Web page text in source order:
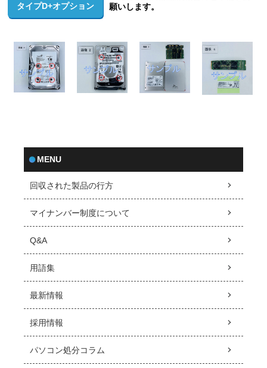
タイプD+オプション
願いします。
MENU
回収された製品の行方
マイナンバー制度について
Q&A
用語集
最新情報
採用情報
パソコン処分コラム